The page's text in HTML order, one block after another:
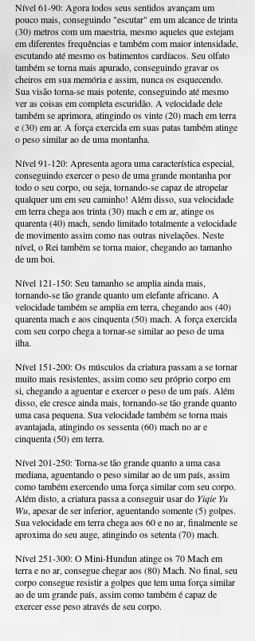
Nível 61-90: Agora todos seus sentidos avançam um
pouco mais, conseguindo "escutar" em um alcance de trinta
(30) metros com um maestria, mesmo aqueles que estejam
em diferentes frequências e também com maior intensidade,
escutando até mesmo os batimentos cardíacos. Seu olfato
também se torna mais apurado, conseguindo gravar os
cheiros em sua memória e assim, nunca os esquecendo.
Sua visão torna-se mais potente, conseguindo até mesmo
ver as coisas em completa escuridão. A velocidade dele
também se aprimora, atingindo os vinte (20) mach em terra
e (30) em ar. A força exercida em suas patas também atinge
o peso similar ao de uma montanha.
Nível 91-120: Apresenta agora uma característica especial,
conseguindo exercer o peso de uma grande montanha por
todo o seu corpo, ou seja, tornando-se capaz de atropelar
qualquer um em seu caminho! Além disso, sua velocidade
em terra chega aos trinta (30) mach e em ar, atinge os
quarenta (40) mach, sendo limitado totalmente a velocidade
de movimento assim como nas outras nivelações. Neste
nível, o Rei também se torna maior, chegando ao tamanho
de um boi.
Nível 121-150: Seu tamanho se amplia ainda mais,
tornando-se tão grande quanto um elefante africano. A
velocidade também se amplia em terra, chegando aos (40)
quarenta mach e aos cinquenta (50) mach. A força exercida
com seu corpo chega a tornar-se similar ao peso de uma
ilha.
Nível 151-200: Os músculos da criatura passam a se tornar
muito mais resistentes, assim como seu próprio corpo em
si, chegando a aguentar e exercer o peso de um país. Além
disso, ele cresce ainda mais, tornando-se tão grande quanto
uma casa pequena. Sua velocidade também se torna mais
avantajada, atingindo os sessenta (60) mach no ar e
cinquenta (50) em terra.
Nível 201-250: Torna-se tão grande quanto a uma casa
mediana, aguentando o peso similar ao de um país, assim
como também exercendo uma força similar com seu corpo.
Além disto, a criatura passa a conseguir usar do Yiqie Yu
Wu, apesar de ser inferior, aguentando somente (5) golpes.
Sua velocidade em terra chega aos 60 e no ar, finalmente se
aproxima do seu auge, atingindo os setenta (70) mach.
Nível 251-300: O Mini-Hundun atinge os 70 Mach em
terra e no ar, consegue chegar aos (80) Mach. No final, seu
corpo consegue resistir a golpes que tem uma força similar
ao de um grande país, assim como também é capaz de
exercer esse peso através de seu corpo.